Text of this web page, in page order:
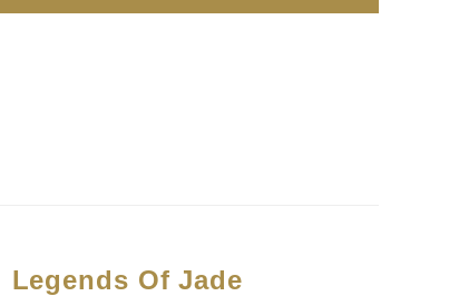
Legends Of Jade